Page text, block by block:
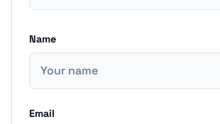
Name
Email